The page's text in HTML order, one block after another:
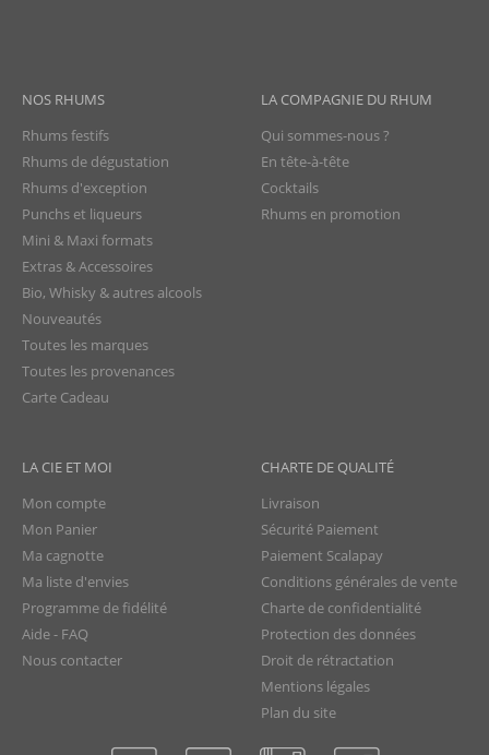
NOS RHUMS
Rhums festifs
Rhums de dégustation
Rhums d'exception
Punchs et liqueurs
Mini & Maxi formats
Extras & Accessoires
Bio, Whisky & autres alcools
Nouveautés
Toutes les marques
Toutes les provenances
Carte Cadeau
LA COMPAGNIE DU RHUM
Qui sommes-nous ?
En tête-à-tête
Cocktails
Rhums en promotion
LA CIE ET MOI
Mon compte
Mon Panier
Ma cagnotte
Ma liste d'envies
Programme de fidélité
Aide - FAQ
Nous contacter
CHARTE DE QUALITÉ
Livraison
Sécurité Paiement
Paiement Scalapay
Conditions générales de vente
Charte de confidentialité
Protection des données
Droit de rétractation
Mentions légales
Plan du site